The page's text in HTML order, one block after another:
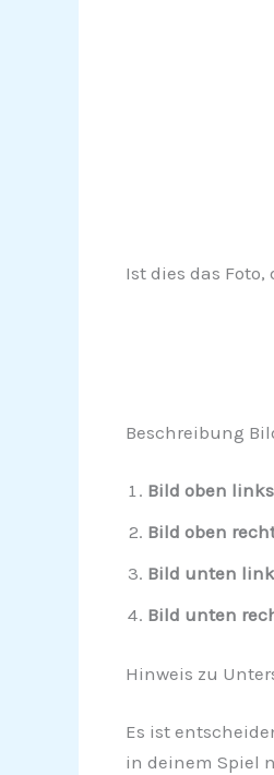
Ist dies das
Beschreibung
Bild oben
Bild oben
Bild unten
Bild unten
Hinweis zu
Es ist
in deinem Spiel